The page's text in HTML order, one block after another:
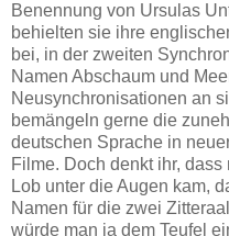
Benennung von Ursulas
behielten sie ihre
bei, in der zweiten
Namen Abschaum und
Neusynchronisationen an
bemängeln gerne die
deutschen Sprache in
Filme. Doch denkt ihr,
Lob unter die Augen kam,
Namen für die zwei
würde man ja dem Teufel